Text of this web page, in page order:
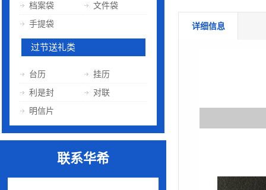
档案袋
文件袋
手提袋
过节送礼类
台历
挂历
利是封
对联
明信片
联系华希
详细信息